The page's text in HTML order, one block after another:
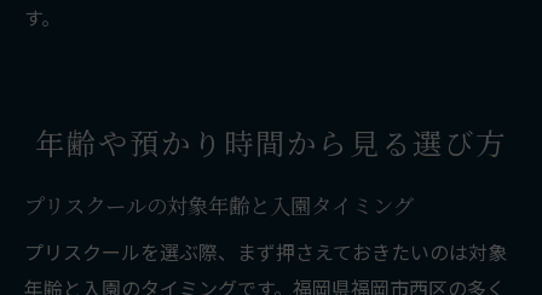
す。
年齢や預かり時間から見る選び方
プリスクールの対象年齢と入園タイミング
プリスクールを選ぶ際、まず押さえておきたいのは対象
年齢と入園のタイミングです。福岡県福岡市西区の多く